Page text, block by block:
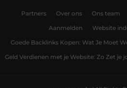
Partners Over ons Ons team
Aanmelden Website
Goede Backlinks Kopen: Wat Je Moet
Geld Verdienen met je Website: Zo Zet